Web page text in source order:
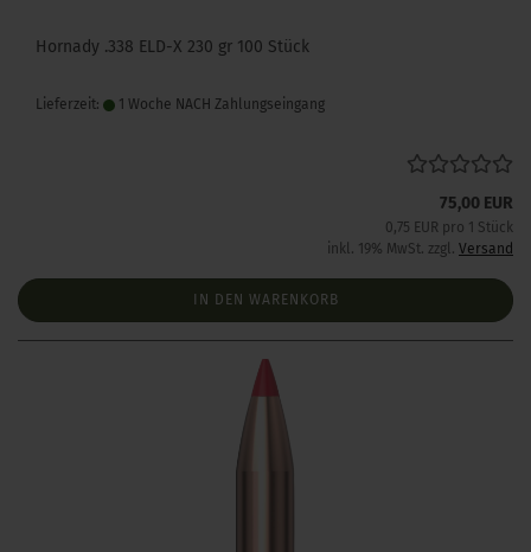
Hornady .338 ELD-X 230 gr 100 Stück
Lieferzeit: 1 Woche NACH Zahlungseingang
75,00 EUR
0,75 EUR pro 1 Stück
inkl. 19% MwSt. zzgl. Versand
IN DEN WARENKORB